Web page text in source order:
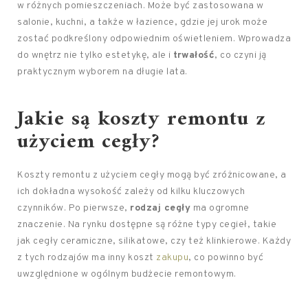
w różnych pomieszczeniach. Może być zastosowana w
salonie, kuchni, a także w łazience, gdzie jej urok może
zostać podkreślony odpowiednim oświetleniem. Wprowadza
do wnętrz nie tylko estetykę, ale i trwałość, co czyni ją
praktycznym wyborem na długie lata.
Jakie są koszty remontu z
użyciem cegły?
Koszty remontu z użyciem cegły mogą być zróżnicowane, a
ich dokładna wysokość zależy od kilku kluczowych
czynników. Po pierwsze, rodzaj cegły ma ogromne
znaczenie. Na rynku dostępne są różne typy cegieł, takie
jak cegły ceramiczne, silikatowe, czy też klinkierowe. Każdy
z tych rodzajów ma inny koszt zakupu, co powinno być
uwzględnione w ogólnym budżecie remontowym.